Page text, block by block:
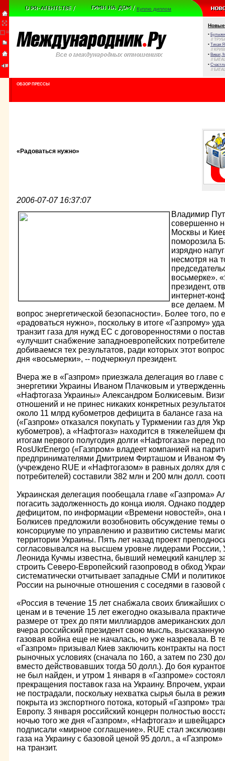
Куплю диплом
Новые
•
//
• Тихая
//
• Виват,
//
•
//
ОБЗОР ПРЕССЫ
«Радоваться нужно»
2006-07-07 16:37:07
Владимир
совершенно
Москвы и
поморозила
изрядно
несмотря на
восьмерке».
президент,
интернет-
все делаем.
вопрос энергетической безопасности». Более того,
«радоваться нужно», поскольку в итоге «Газпрому»
транзит газа для нужд ЕС с договоренностями о
«улучшит снабжение западноевропейских
добиваемся тех результатов, ради которых этот
дня «восьмерки», -- подчеркнул президент.
Вчера же в «Газпром» приезжала делегация во главе
энергетики Украины Иваном Плачковым и
«Нафтогаза Украины» Александром Болкисевым.
отношений и не принес никаких конкретных
около 11 млрд кубометров дефицита в балансе газа на
(«Газпром» отказался покупать у Туркмении газ для
кубометров), а «Нафтогаз» находится в тяжелейшем
итогам первого полугодия долги «Нафтогаза» перед
RosUkrEnergo («Газпром» владеет компанией на
предпринимателями Дмитрием Фирташом и Иваном
(учреждено RUE и «Нафтогазом» в равных долях для
потребителей) составили 382 млн и 200 млн долл.
Украинская делегация пообещала главе «Газпрома»
погасить задолженность до конца июля. Однако
дефицитом, по информации «Времени новостей», она
Болкисев предложили возобновить обсуждение темы
консорциуме по управлению и развитию системы
территории Украины. Пять лет назад проект
согласовывался на высшем уровне лидерами России,
Леонида Кучмы известна, бывший немецкий канцлер
строить Северо-Европейский газопровод в обход
систематически отчитывает западные СМИ и
России на рыночные отношения с соседями в газовой
«Россия в течение 15 лет снабжала своих ближайших
ценам и в течение 15 лет ежегодно оказывала
размере от трех до пяти миллиардов американских
вчера российский президент свою мысль,
газовая война еще не началась, но уже назревала. В
«Газпром» призывал Киев заключить контракты на
рыночных условиях (сначала по 160, а затем по 230
вместо действовавших тогда 50 долл.). До боя
не был найден, и утром 1 января в «Газпроме»
прекращения поставок газа на Украину. Впрочем,
не пострадали, поскольку нехватка сырья была в
покрыта из экспортного потока, который «Газпром»
Европу. 3 января российский концерн полностью
ночью того же дня «Газпром», «Нафтогаз» и
подписали «мирное соглашение». RUE стал
газа на Украину с базовой ценой 95 долл., а
на транзит.